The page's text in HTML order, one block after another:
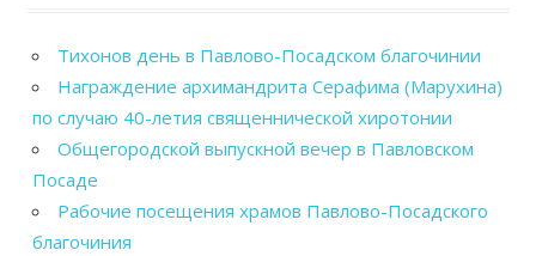
Тихонов день в Павлово-Посадском благочинии
Награждение архимандрита Серафима (Марухина)
по случаю 40-летия священнической хиротонии
Общегородской выпускной вечер в Павловском
Посаде
Рабочие посещения храмов Павлово-Посадского
благочиния